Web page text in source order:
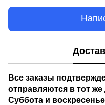
Все заказы
отправляются в тот же
Суббота и